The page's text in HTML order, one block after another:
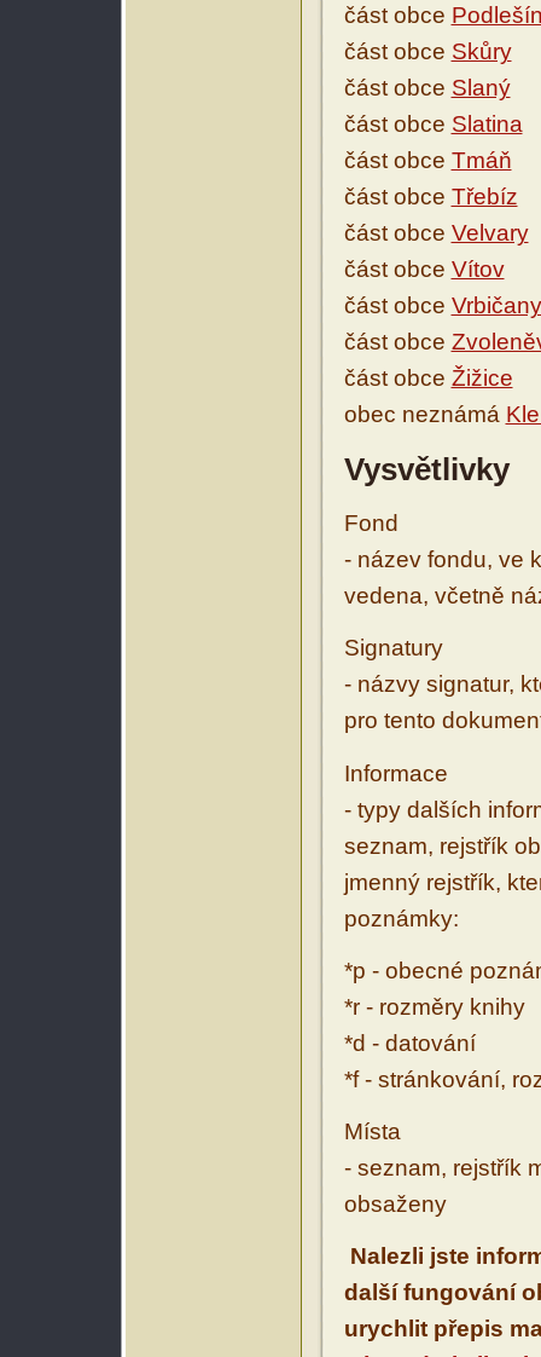
část obce
část obce Skůry
část obce Slaný
část obce Slatina
část obce Tmáň
část obce Třebíz
část obce Velvary
část obce Vítov
část obce Vrbičany
část obce
část obce Žižice
obec neznámá
Vysvětlivky
Fond
- název fondu, ve
vedena, včetně
Signatury
- názvy signatur,
pro tento
Informace
- typy dalších
seznam, rejstřík
jmenný rejstřík,
poznámky:
*p - obecné
*r - rozměry knihy
*d - datování
*f - stránkování,
Místa
- seznam, rejstřík
obsaženy
Nalezli jste
další fungování
urychlit přepis